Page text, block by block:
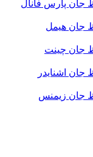
جان پارس فانال
جان هیمل
جان چینت
جان اشنایدر
جان زیمنس